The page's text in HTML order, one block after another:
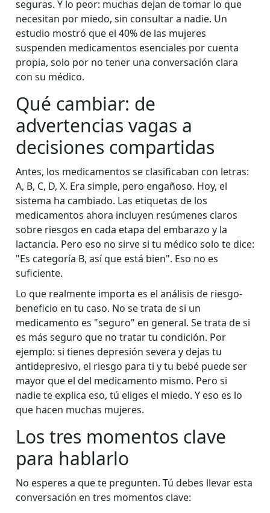
seguras. Y lo peor: muchas dejan de tomar lo que
necesitan por miedo, sin consultar a nadie. Un
estudio mostró que el 40% de las mujeres
suspenden medicamentos esenciales por cuenta
propia, solo por no tener una conversación clara
con su médico.
Qué cambiar: de
advertencias vagas a
decisiones compartidas
Antes, los medicamentos se clasificaban con letras:
A, B, C, D, X. Era simple, pero engañoso. Hoy, el
sistema ha cambiado. Las etiquetas de los
medicamentos ahora incluyen resúmenes claros
sobre riesgos en cada etapa del embarazo y la
lactancia. Pero eso no sirve si tu médico solo te dice:
"Es categoría B, así que está bien". Eso no es
suficiente.
Lo que realmente importa es el análisis de riesgo-
beneficio en tu caso. No se trata de si un
medicamento es "seguro" en general. Se trata de si
es más seguro que no tratar tu condición. Por
ejemplo: si tienes depresión severa y dejas tu
antidepresivo, el riesgo para ti y tu bebé puede ser
mayor que el del medicamento mismo. Pero si
nadie te explica eso, tú eliges el miedo. Y eso es lo
que hacen muchas mujeres.
Los tres momentos clave
para hablarlo
No esperes a que te pregunten. Tú debes llevar esta
conversación en tres momentos clave: